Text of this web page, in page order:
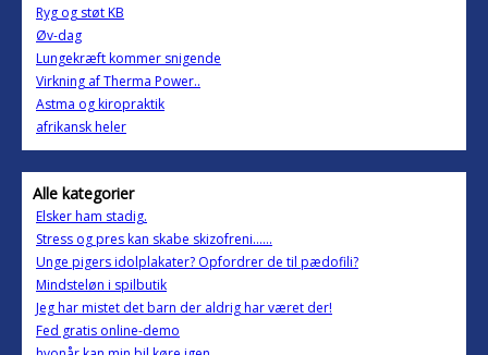
Ryg og støt KB
Øv-dag
Lungekræft kommer snigende
Virkning af Therma Power..
Astma og kiropraktik
afrikansk heler
Alle kategorier
Elsker ham stadig.
Stress og pres kan skabe skizofreni......
Unge pigers idolplakater? Opfordrer de til pædofili?
Mindsteløn i spilbutik
Jeg har mistet det barn der aldrig har været der!
Fed gratis online-demo